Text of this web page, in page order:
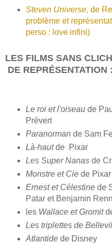
Steven Universe, de
problème et
perso : love infini)
LES FILMS SANS
DE REPRÉSENTATION :
Le roi et l'oiseau de
Prévert
Paranorman de Sam
Là-hautde Pixar
Les Super Nanasde
Monstre et Ciede Pixar
Ernest et Célestinede
Patar et Benjamin
lesWallace et Gromit
Les triplettes de
Atlantidede Disney